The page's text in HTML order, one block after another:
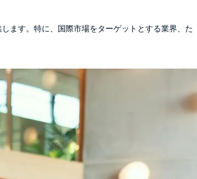
ます。特に、国際市場をターゲットとする業界、た